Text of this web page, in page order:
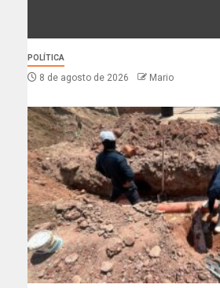
POLÍTICA
8 de agosto de 2026 Mario